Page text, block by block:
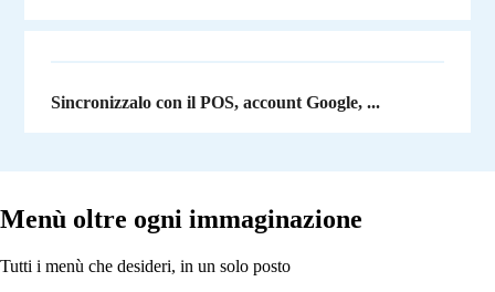
Sincronizzalo con il POS, account Google, ...
Menù oltre ogni immaginazione
Tutti i menù che desideri, in un solo posto